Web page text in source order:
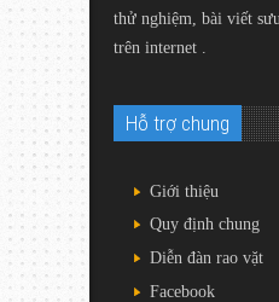
thử nghiệm, bài viết
trên internet .
Hỗ trợ chung
Giới thiệu
Quy định chung
Diễn đàn rao vặt
Facebook